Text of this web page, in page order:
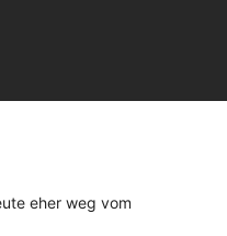
eher weg vom